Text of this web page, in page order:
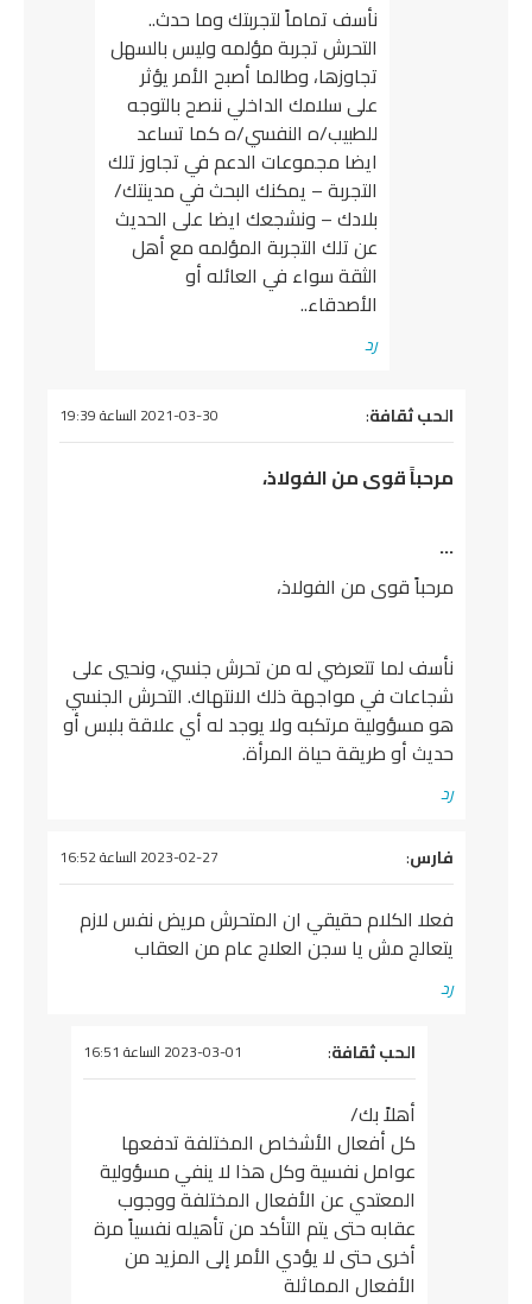
نأسف تماماً لتجربتك وما حدث..
التحرش تجربة مؤلمه وليس بالسهل
تجاوزها، وطالما أصبح الأمر يؤثر
على سلامك الداخلي ننصح بالتوجه
للطبيب/ه النفسي/ه كما تساعد
ايضا مجموعات الدعم في تجاوز تلك
التجربة – يمكنك البحث في مدينتك/
بلادك – ونشجعك ايضا على الحديث
عن تلك التجربة المؤلمه مع أهل
الثقة سواء في العائله أو
الأصدقاء..
رد
يقول
الحب ثقافة: 2021-03-30 الساعة 19:39
مرحباً قوى من الفولاذ،
…
مرحباً قوى من الفولاذ،
نأسف لما تتعرضي له من تحرش جنسي، ونحيي على
شجاعات في مواجهة ذلك الانتهاك. التحرش الجنسي
هو مسؤولية مرتكبه ولا يوجد له أي علاقة بلبس أو
حديث أو طريقة حياة المرأة.
رد
يقول
فارس: 2023-02-27 الساعة 16:52
فعلا الكلام حقيقي ان المتحرش مريض نفس لازم
يتعالج مش يا سجن العلاج عام من العقاب
رد
يقول
الحب ثقافة: 2023-03-01 الساعة 16:51
أهلاً بك/
كل أفعال الأشخاص المختلفة تدفعها
عوامل نفسية وكل هذا لا ينفي مسؤولية
المعتدي عن الأفعال المختلفة ووجوب
عقابه حتى يتم التأكد من تأهيله نفسياً مرة
أخرى حتى لا يؤدي الأمر إلى المزيد من
الأفعال المماثلة